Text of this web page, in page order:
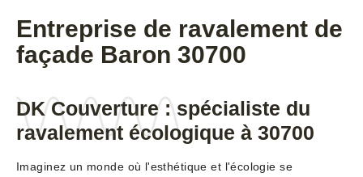
Entreprise de ravalement de
façade Baron 30700
DK Couverture : spécialiste du
ravalement écologique à 30700
Imaginez un monde où l'esthétique et l'écologie se